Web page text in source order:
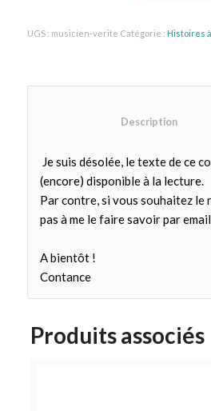
UGS : musicien-verite Catégorie : Histoires
Je suis désolée, le texte de ce
(encore) disponible à la lecture.
Par contre, si vous souhaitez le
pas à me le faire savoir par
A bientôt !
Contance
Produits associés